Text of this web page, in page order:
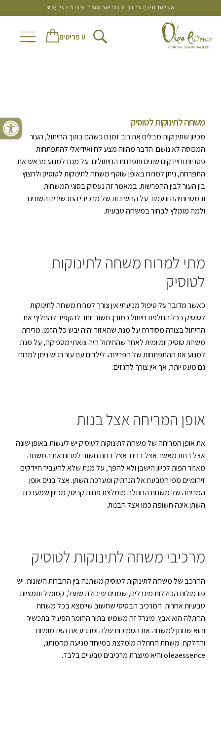
פתח סרגל נגישות
משלוח חינם עד הבית ברכישת מוצרי טיפוח מעל 300$
0 פריטים
משחה לתינוקות לטוסיק
מכיוון שתינוקות מבלים את רוב זמנם כשהם בתוך החיתול, העור
המכוסה לא נושם. הדבר מהווה מצע לח ואידיאלי להתפתחות
פטריות וחיידקים שונים ותפרחת החיתולים. על מנת למנוע מראש את
התפרחת, ניתן למרוח באופן שוטף משחה לתינוקות לטוסיק ולחצוץ
בין העור לבין ההפרשות. במאמר זה נעסוק בסוגי המשחות
ובמטרותיהם ונעמוד על החשיבות של מרכיבי התכשירים השונים
ולמה מומלץ לבחור במשחה טבעית.
מתי למרוח משחה לתינוקות
לטוסיק
כאשר מדובר על טיפול מניעתי אין צורך למרוח משחה לתינוקות
לטוסיק בכל החלפת חיתול כמובן. חשוב יותר להקפיד להחליף את
החיתול בצורה מסודרת על מנת שהאזור יהיה יבש כל הזמן. מריחת
משחת טוסיק יומיומית לאחר שהחיתול היה צואתי מספיקה, על מנת
למנוע את ההתפתחות של הפריחה. לילדים עם עור רגיש ניתן למרוח
גם מעט יותר, אך אין צורך להגזים.
אופן המריחה אצל בנות
את אופן המריחה של משחה לתינוקות לטוסיק יש לעשות באופן שונה
אצל בנות מאשר אצל בנים. אצל בנות חשוב למרוח את המשחה
מאזור הפות לכיוון הישבן ולא להפך, על מנת שלא להעביר חיידקים
זיהומיים מפי הטבעת אל הנרתיק ומערכת השתן. אצל בנים אופן
המריחה של משחת החתלה מומלצת פחות קריטי, מכיוון שמערכת
השתן אינה חשופה כמו אצל הבנות.
מרכיבי משחה לתינוקות לטוסיק
ההרכב של משחה לתינוקות לטוסיק משתנה בין החברות השונות. יש
פורמולות הכוללות מינרלים, שמנים שיבולת שועל, קמומיל ותמציות
טבעיות אחרות. המרכיב הבסיסי שחשוב שיימצא בכל משחת
החתלה הוא אבץ. מינרל זה משמש בתור החומר הפעיל בתכשיר
והוא שנותן למשחה את הסמיכות שלה ומרגיע את האדמומיות
והדלקת. משחת החתלה מומלצת במיוחד מגיעה מהמותג,
oleaessence והיא מיוצרת מרכיבים טבעיים בלבד.